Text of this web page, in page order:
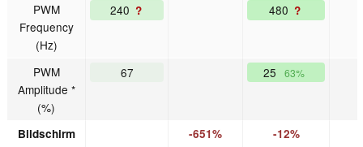
PWM
Frequency
(Hz)
240 ? 480 ?
PWM
Amplitude *
(%)
67 25 63%
Bildschirm -651% -12%